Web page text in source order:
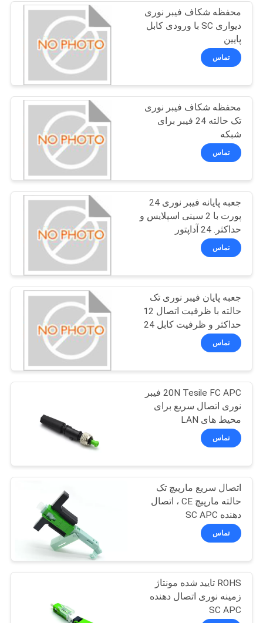
PRIVACY
POLICY
محفظه شکاف فیبر نوری
دیواری SC با ورودی کابل
پایین
تماس
محفظه شکاف فیبر نوری
تک حالته 24 فیبر برای
شبکه
تماس
جعبه پایانه فیبر نوری 24
پورت با 2 سینی اسپلایس و
حداکثر. 24 آداپتور
تماس
جعبه پایان فیبر نوری تک
حالته با ظرفیت اتصال 12
حداکثر و ظرفیت کابل 24
حداکثرتماس
20N Tesile FC APC فیبر
نوری اتصال سریع برای
محیط های LAN
تماس
اتصال سریع مارپیچ تک
حالته مارپیچ CE ، اتصال
دهنده SC APC
تماس
ROHS تایید شده مونتاژ
زمینه نوری اتصال دهنده
SC APC